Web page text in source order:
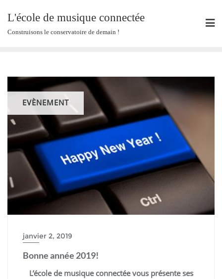
content
L'école de musique connectée
Construisons le conservatoire de demain !
EVÈNEMENT
janvier 2, 2019
Bonne année 2019!
L’école de musique connectée vous présente ses